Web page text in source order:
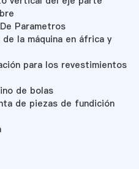
Parametros
la máquina en áfrica y
para los revestimientos
de bolas
de piezas de fundición